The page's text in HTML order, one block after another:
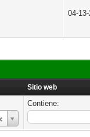
04-
Sitio web
Contiene: